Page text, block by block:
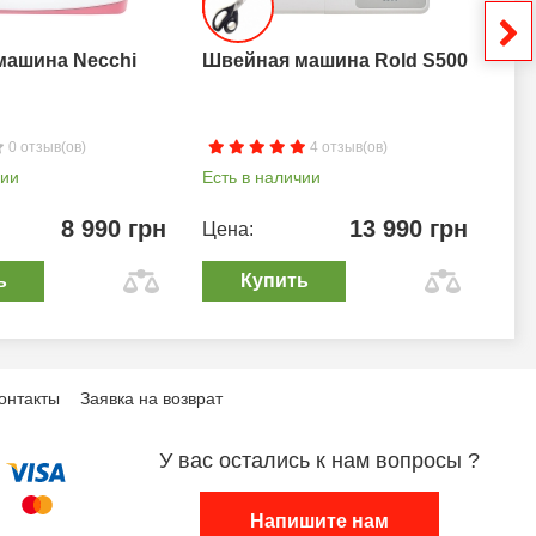
Necchi
0 отзыв(ов)
8 990 грн
Швейная машина Rold S500
4 отзыв(ов)
Есть в наличии
Цена: 13 990 грн
Купить
Заявка на возврат
У вас остались к нам вопросы ?
Напишите нам